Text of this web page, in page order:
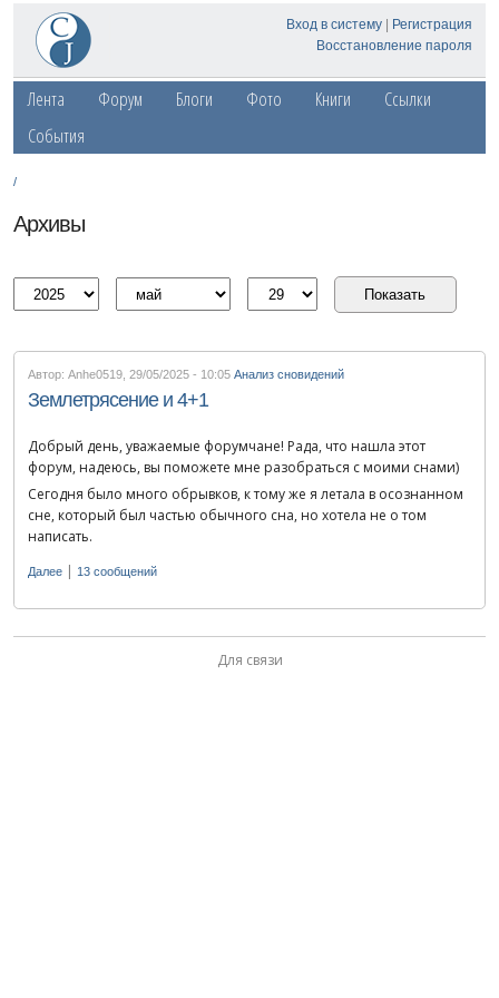
Вход в систему
Регистрация
Восстановление пароля
Лента Форум Блоги Фото Книги
Ссылки
События
/
Архивы
Автор: Anhe0519 29/05/2025 - 10:05 Анализ сновидений
Землетрясение и 4+1
Добрый день, уважаемые форумчане! Рада, что нашла этот
форум, надеюсь, вы поможете мне разобраться с моими снами)
Сегодня было много обрывков, к тому же я летала в осознанном
сне, который был частью обычного сна, но хотела не о том
написать.
Далее | 13 сообщений
Для связи